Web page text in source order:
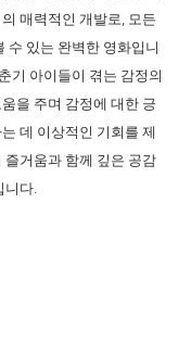
매력적인 개발로, 모든
수 있는 완벽한 영화입니
기 아이들이 겪는 감정의
을 주며 감정에 대한 긍
데 이상적인 기회를 제
즐거움과 함께 깊은 공감
니다.